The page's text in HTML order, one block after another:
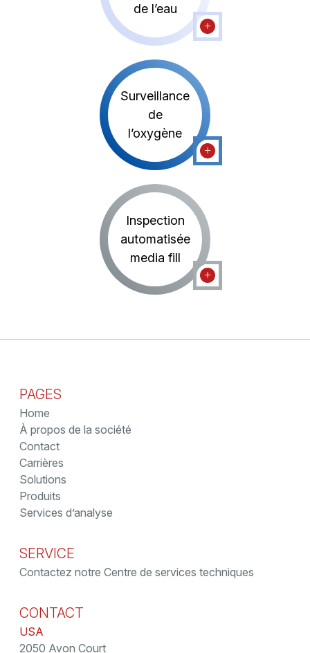
de l’eau
Surveillance
de
l’oxygène
Inspection
automatisée
media fill
PAGES
Home
À propos de la société
Contact
Carrières
Solutions
Produits
Services d’analyse
SERVICE
Contactez notre Centre de services techniques
CONTACT
USA
2050 Avon Court